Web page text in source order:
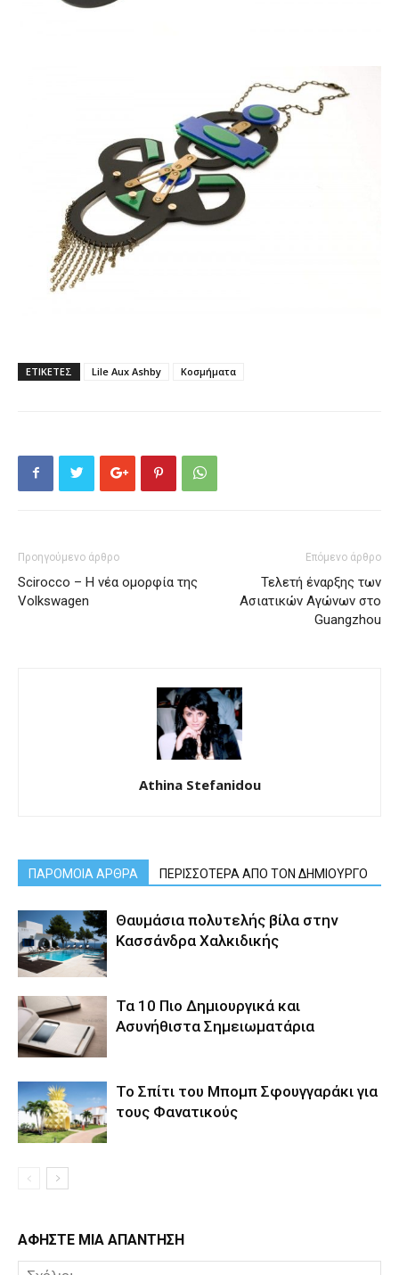
ΕΤΙΚΕΤΕΣ Lile Aux Ashby Κοσμήματα
Προηγούμενο άρθρο
Scirocco – Η νέα ομορφία της
Volkswagen
Επόμενο άρθρο
Τελετή έναρξης των
Ασιατικών Αγώνων στο
Guangzhou
Athina Stefanidou
ΠΑΡΟΜΟΙΑ ΑΡΘΡΑ ΠΕΡΙΣΣΟΤΕΡΑ ΑΠΟ ΤΟΝ ΔΗΜΙΟΥΡΓΟ
Θαυμάσια πολυτελής βίλα στην
Κασσάνδρα Χαλκιδικής
Τα 10 Πιο Δημιουργικά και
Ασυνήθιστα Σημειωματάρια
Το Σπίτι του Μπομπ Σφουγγαράκι για
τους Φανατικούς
ΑΦΗΣΤΕ ΜΙΑ ΑΠΑΝΤΗΣΗ